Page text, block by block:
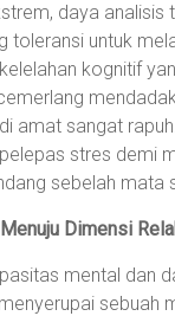
daya
toleransi untuk
kognitif
amat sangat
stres demi
sebelah mata
Dimensi
mental dan
sebuah